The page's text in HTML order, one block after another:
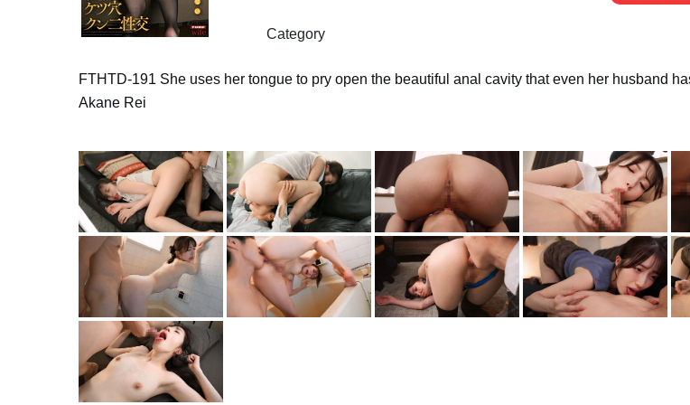
Category
FTHTD-191 She uses her tongue to pry open the beautiful anal cavity that even her husband
Akane Rei